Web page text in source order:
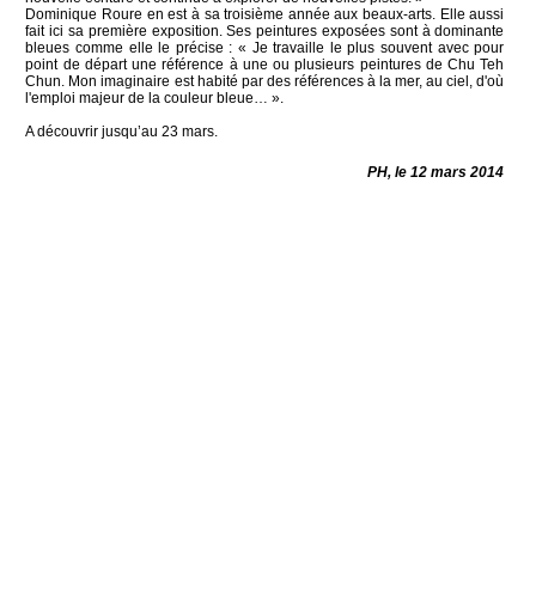
Dominique Roure en est à sa troisième année aux beaux-arts. Elle aussi
fait ici sa première exposition. Ses peintures exposées sont à dominante
bleues comme elle le précise : « Je travaille le plus souvent avec pour
point de départ une référence à une ou plusieurs peintures de Chu Teh
Chun. Mon imaginaire est habité par des références à la mer, au ciel, d'où
l'emploi majeur de la couleur bleue… ».
A découvrir jusqu’au 23 mars.
PH, le 12 mars 2014